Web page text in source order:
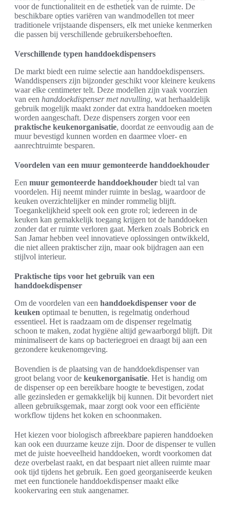
voor de functionaliteit en de esthetiek van de ruimte. De
beschikbare opties variëren van wandmodellen tot meer
traditionele vrijstaande dispensers, elk met unieke kenmerken
die passen bij verschillende gebruikersbehoeften.
Verschillende typen handdoekdispensers
De markt biedt een ruime selectie aan handdoekdispensers.
Wanddispensers zijn bijzonder geschikt voor kleinere keukens
waar elke centimeter telt. Deze modellen zijn vaak voorzien
van een handdoekdispenser met navulling, wat herhaaldelijk
gebruik mogelijk maakt zonder dat extra handdoeken moeten
worden aangeschaft. Deze dispensers zorgen voor een
praktische keukenorganisatie, doordat ze eenvoudig aan de
muur bevestigd kunnen worden en daarmee vloer- en
aanrechtruimte besparen.
Voordelen van een muur gemonteerde handdoekhouder
Een muur gemonteerde handdoekhouder biedt tal van
voordelen. Hij neemt minder ruimte in beslag, waardoor de
keuken overzichtelijker en minder rommelig blijft.
Toegankelijkheid speelt ook een grote rol; iedereen in de
keuken kan gemakkelijk toegang krijgen tot de handdoeken
zonder dat er ruimte verloren gaat. Merken zoals Bobrick en
San Jamar hebben veel innovatieve oplossingen ontwikkeld,
die niet alleen praktischer zijn, maar ook bijdragen aan een
stijlvol interieur.
Praktische tips voor het gebruik van een
handdoekdispenser
Om de voordelen van een handdoekdispenser voor de
keuken optimaal te benutten, is regelmatig onderhoud
essentieel. Het is raadzaam om de dispenser regelmatig
schoon te maken, zodat hygiëne altijd gewaarborgd blijft. Dit
minimaliseert de kans op bacteriegroei en draagt bij aan een
gezondere keukenomgeving.
Bovendien is de plaatsing van de handdoekdispenser van
groot belang voor de keukenorganisatie. Het is handig om
de dispenser op een bereikbare hoogte te bevestigen, zodat
alle gezinsleden er gemakkelijk bij kunnen. Dit bevordert niet
alleen gebruiksgemak, maar zorgt ook voor een efficiënte
workflow tijdens het koken en schoonmaken.
Het kiezen voor biologisch afbreekbare papieren handdoeken
kan ook een duurzame keuze zijn. Door de dispenser te vullen
met de juiste hoeveelheid handdoeken, wordt voorkomen dat
deze overbelast raakt, en dat bespaart niet alleen ruimte maar
ook tijd tijdens het gebruik. Een goed georganiseerde keuken
met een functionele handdoekdispenser maakt elke
kookervaring een stuk aangenamer.